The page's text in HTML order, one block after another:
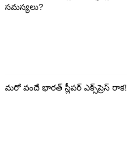
సమస్యలు?
మరో వందే భారత్ స్లీపర్ ఎక్స్‌ప్రెస్ రాక!